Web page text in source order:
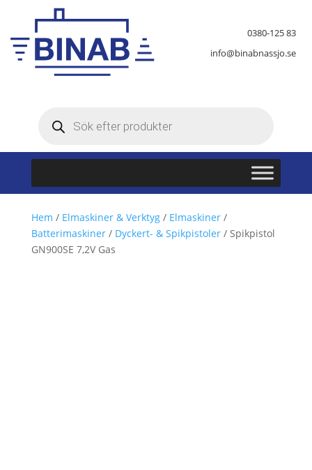
0380-125 83
info@binabnassjo.se
Hem / Elmaskiner & Verktyg/ Elmaskiner/
Batterimaskiner/ Dyckert- & Spikpistoler/ Spikpistol
GN900SE 7,2V Gas